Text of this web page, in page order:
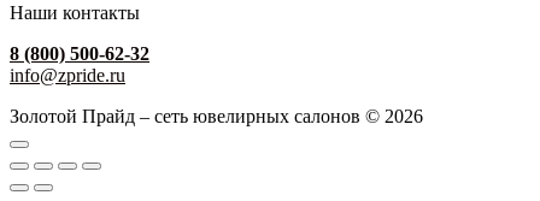
Наши контакты
8 (800) 500-62-32
info@zpride.ru
Золотой Прайд – сеть ювелирных салонов © 2026